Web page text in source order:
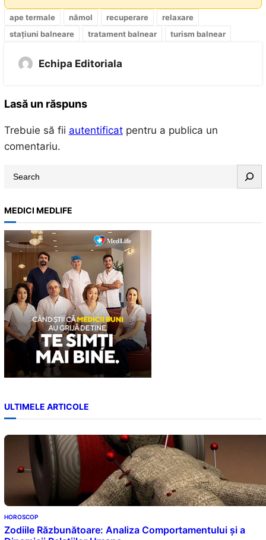
ape termale nămol recuperare
relaxare
stațiuni balneare
tratament balnear turism balnear
Echipa Editoriala
Lasă un răspuns
Trebuie să fii autentificatpentru a publica un
comentariu.
r
c
h
MEDICI MEDLIFE
ULTIMELE ARTICOLE
HOROSCOP
Zodiile Răzbunătoare: Analiza Comportamentului și a